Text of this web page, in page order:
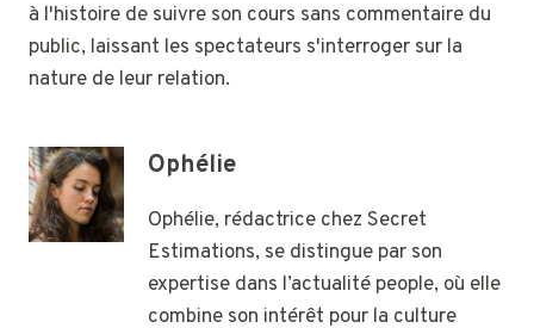
à l'histoire de suivre son cours sans commentaire du
public, laissant les spectateurs s'interroger sur la
nature de leur relation.
Ophélie
Ophélie, rédactrice chez Secret
Estimations, se distingue par son
expertise dans l’actualité people, où elle
combine son intérêt pour la culture